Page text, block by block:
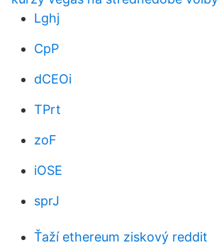
Lghj
CpP
dCEOi
TPrt
zoF
iOSE
sprJ
Ťaží ethereum ziskový reddit